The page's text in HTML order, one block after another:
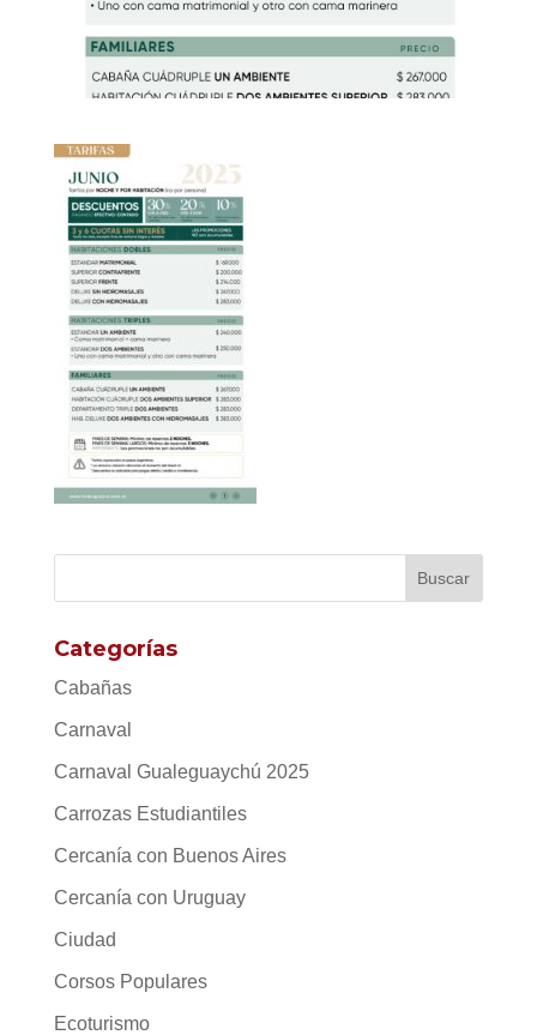
Categorías
Cabañas
Carnaval
Carnaval Gualeguaychú 2025
Carrozas Estudiantiles
Cercanía con Buenos Aires
Cercanía con Uruguay
Ciudad
Corsos Populares
Ecoturismo